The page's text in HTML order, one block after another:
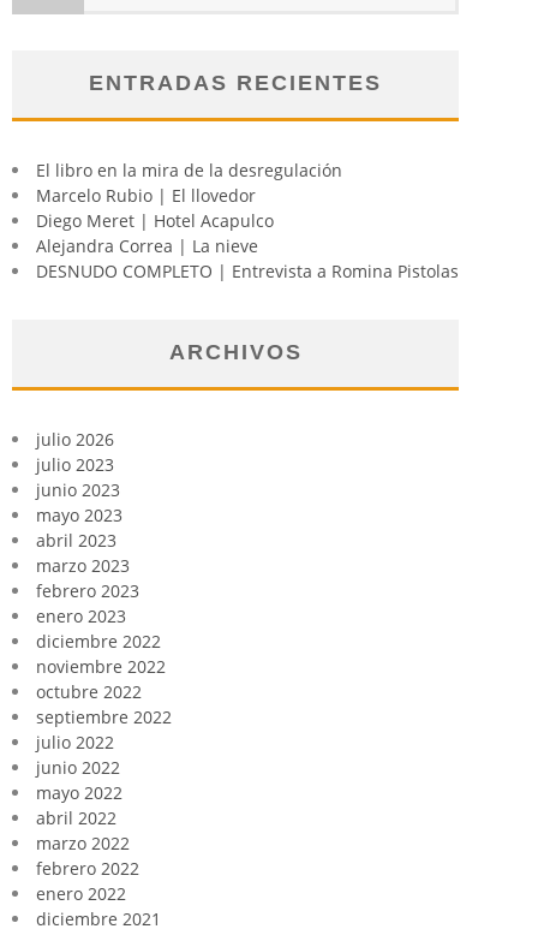
ENTRADAS RECIENTES
El libro en la mira de la desregulación
Marcelo Rubio | El llovedor
Diego Meret | Hotel Acapulco
Alejandra Correa | La nieve
DESNUDO COMPLETO | Entrevista a Romina Pistolas
ARCHIVOS
julio 2026
julio 2023
junio 2023
mayo 2023
abril 2023
marzo 2023
febrero 2023
enero 2023
diciembre 2022
noviembre 2022
octubre 2022
septiembre 2022
julio 2022
junio 2022
mayo 2022
abril 2022
marzo 2022
febrero 2022
enero 2022
diciembre 2021